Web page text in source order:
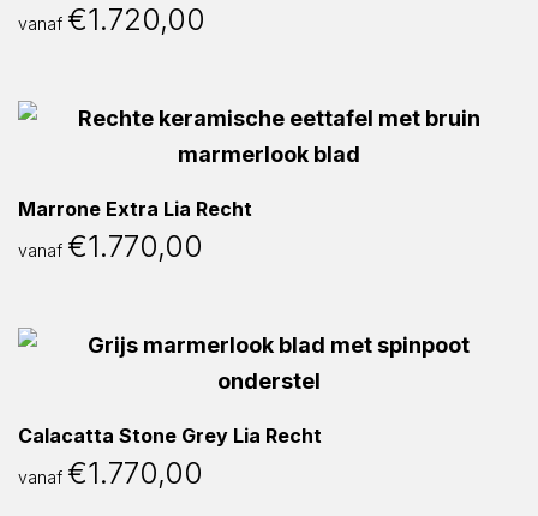
vanaf €1.720,00
Marrone Extra Lia Recht
vanaf €1.770,00
Calacatta Stone Grey Lia Recht
vanaf €1.770,00